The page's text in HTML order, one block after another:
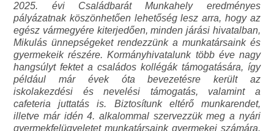
2025. évi Családbarát Munkahely eredményes
pályázatnak köszönhetően lehetőség lesz arra, hogy az
egész vármegyére kiterjedően, minden járási hivatalban,
Mikulás ünnepségeket rendezzünk a munkatársaink és
gyermekeik részére. Kormányhivatalunk több éve nagy
hangsúlyt fektet a családos kollégák támogatására, így
például már évek óta bevezetésre került az
iskolakezdési és nevelési támogatás, valamint a
cafeteria juttatás is. Biztosítunk eltérő munkarendet,
illetve már idén 4. alkalommal szervezzük meg a nyári
gyermekfelügyeletet munkatársaink gyermekei számára.